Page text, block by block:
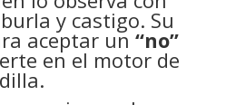
y castigo. Su
aceptar un “no”
en el motor de